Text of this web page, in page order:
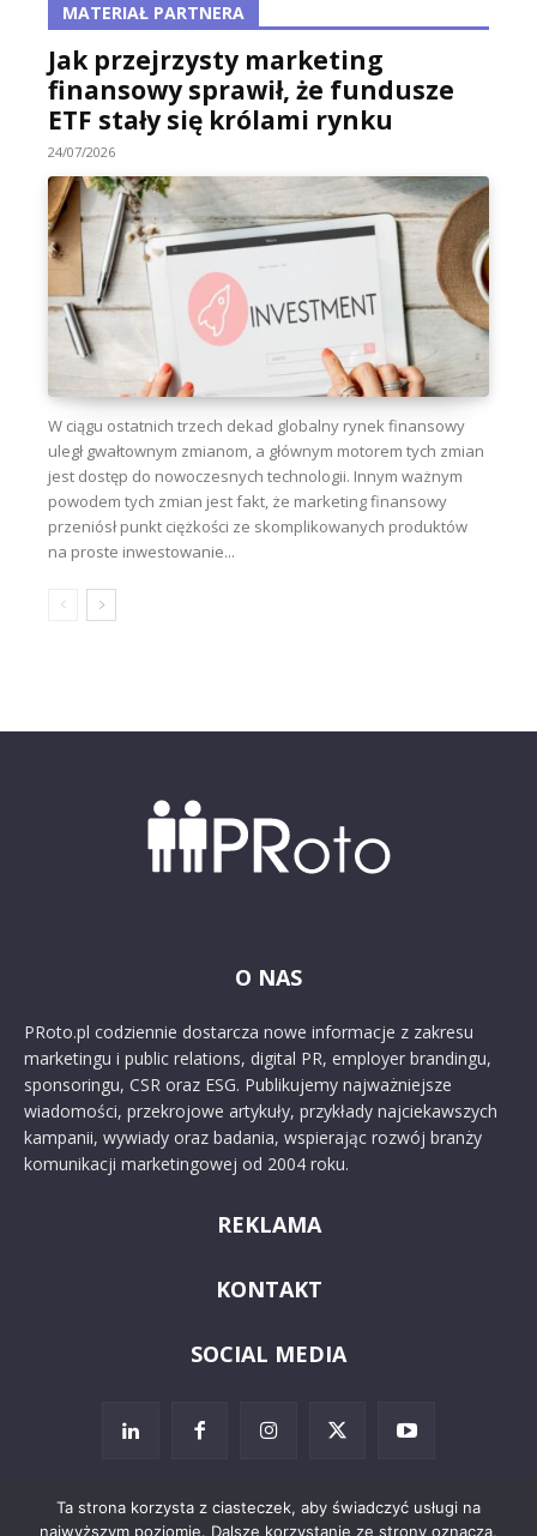
MATERIAŁ PARTNERA
Jak przejrzysty marketing
finansowy sprawił, że fundusze
ETF stały się królami rynku
24/07/2026
W ciągu ostatnich trzech dekad globalny rynek finansowy
uległ gwałtownym zmianom, a głównym motorem tych zmian
jest dostęp do nowoczesnych technologii. Innym ważnym
powodem tych zmian jest fakt, że marketing finansowy
przeniósł punkt ciężkości ze skomplikowanych produktów
na proste inwestowanie...
O NAS
PRoto.pl codziennie dostarcza nowe informacje z zakresu
marketingu i public relations, digital PR, employer brandingu,
sponsoringu, CSR oraz ESG. Publikujemy najważniejsze
wiadomości, przekrojowe artykuły, przykłady najciekawszych
kampanii, wywiady oraz badania, wspierając rozwój branży
komunikacji marketingowej od 2004 roku.
REKLAMA
KONTAKT
SOCIAL MEDIA
Ta strona korzysta z ciasteczek, aby świadczyć usługi na
najwyższym poziomie. Dalsze korzystanie ze strony oznacza,